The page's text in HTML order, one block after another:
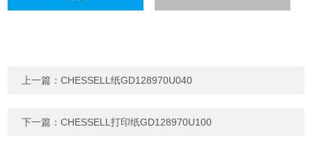
上一篇：CHESSELL纸GD128970U040
下一篇：CHESSELL打印纸GD128970U100